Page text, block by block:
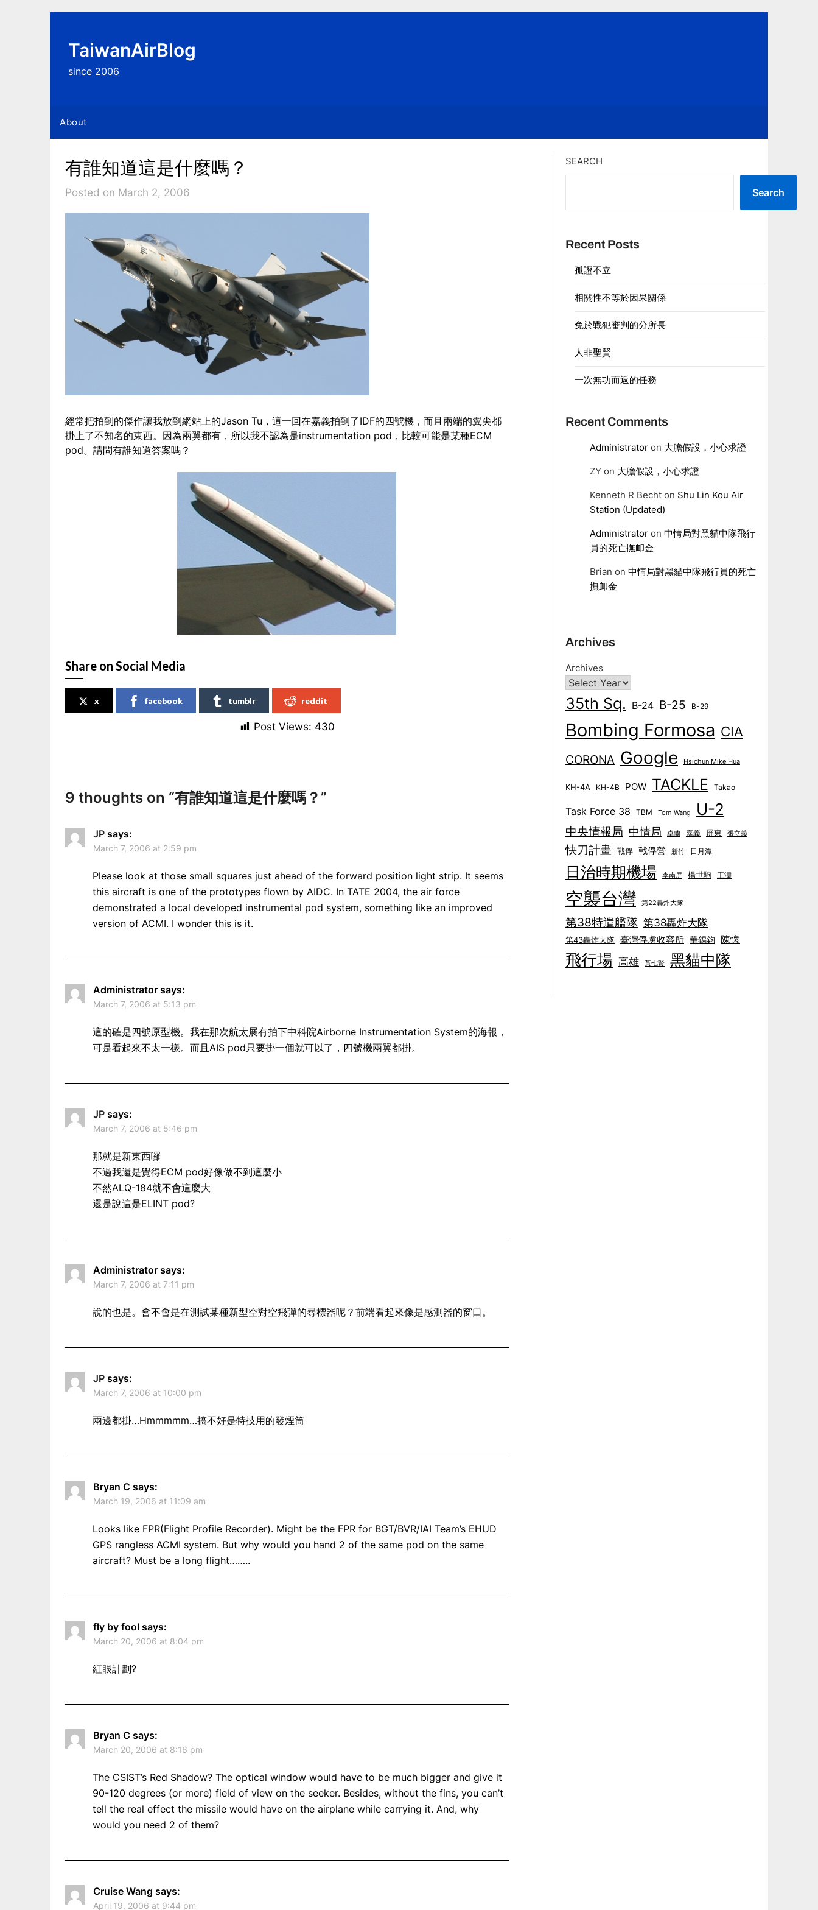
TaiwanAirBlog
since 2006
About
有誰知道這是什麼嗎？
Posted on March 2, 2006
經常把拍到的傑作讓我放到網站上的Jason Tu，這一回在嘉義拍到了IDF的四號機，而且兩端的翼尖都
掛上了不知名的東西。因為兩翼都有，所以我不認為是instrumentation pod，比較可能是某種ECM
pod。請問有誰知道答案嗎？
Share on Social Media
x facebook tumblr reddit
Post Views: 430
9 thoughts on “有誰知道這是什麼嗎？”
JP says:
March 7, 2006 at 2:59 pm
Please look at those small squares just ahead of the forward position light strip. It seems
this aircraft is one of the prototypes flown by AIDC. In TATE 2004, the air force
demonstrated a local developed instrumental pod system, something like an improved
version of ACMI. I wonder this is it.
Administrator says:
March 7, 2006 at 5:13 pm
這的確是四號原型機。我在那次航太展有拍下中科院Airborne Instrumentation System的海報，
可是看起來不太一樣。而且AIS pod只要掛一個就可以了，四號機兩翼都掛。
JP says:
March 7, 2006 at 5:46 pm
那就是新東西囉
不過我還是覺得ECM pod好像做不到這麼小
不然ALQ-184就不會這麼大
還是說這是ELINT pod?
Administrator says:
March 7, 2006 at 7:11 pm
說的也是。會不會是在測試某種新型空對空飛彈的尋標器呢？前端看起來像是感測器的窗口。
JP says:
March 7, 2006 at 10:00 pm
兩邊都掛…Hmmmmm…搞不好是特技用的發煙筒
Bryan C says:
March 19, 2006 at 11:09 am
Looks like FPR(Flight Profile Recorder). Might be the FPR for BGT/BVR/IAI Team’s EHUD
GPS rangless ACMI system. But why would you hand 2 of the same pod on the same
aircraft? Must be a long flight……..
fly by fool says:
March 20, 2006 at 8:04 pm
紅眼計劃?
Bryan C says:
March 20, 2006 at 8:16 pm
The CSIST’s Red Shadow? The optical window would have to be much bigger and give it
90-120 degrees (or more) field of view on the seeker. Besides, without the fins, you can’t
tell the real effect the missile would have on the airplane while carrying it. And, why
would you need 2 of them?
Cruise Wang says:
April 19, 2006 at 9:44 pm
SEARCH
Search
Recent Posts
孤證不立
相關性不等於因果關係
免於戰犯審判的分所長
人非聖賢
一次無功而返的任務
Recent Comments
Administratoron 大膽假設，小心求證
ZYon 大膽假設，小心求證
Kenneth R Bechton Shu Lin Kou Air
Station (Updated)
Administratoron 中情局對黑貓中隊飛行
員的死亡撫卹金
Brian on 中情局對黑貓中隊飛行員的死亡
撫卹金
Archives
Archives
35th Sq. B-24 B-25 B-29
Bombing Formosa CIA
CORONA Google Hsichun Mike Hua
KH-4A KH-4B POW TACKLE Takao
Task Force 38 TBM Tom Wang U-2
中央情報局 中情局 卓蘭 嘉義 屏東 張立義
快刀計畫 戰俘 戰俘營 新竹 日月潭
日治時期機場 李南屏 楊世駒 王濤
空襲台灣 第22轟炸大隊
第38特遣艦隊 第38轟炸大隊
第43轟炸大隊 臺灣俘虜收容所 華錫鈞 陳懷
飛行場 高雄 黃七賢 黑貓中隊